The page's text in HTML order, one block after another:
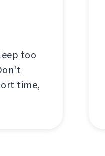
too
time,